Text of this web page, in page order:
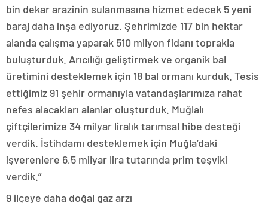
bin dekar arazinin sulanmasına hizmet edecek 5 yeni
baraj daha inşa ediyoruz. Şehrimizde 117 bin hektar
alanda çalışma yaparak 510 milyon fidanı toprakla
buluşturduk. Arıcılığı geliştirmek ve organik bal
üretimini desteklemek için 18 bal ormanı kurduk. Tesis
ettiğimiz 91 şehir ormanıyla vatandaşlarımıza rahat
nefes alacakları alanlar oluşturduk. Muğlalı
çiftçilerimize 34 milyar liralık tarımsal hibe desteği
verdik. İstihdamı desteklemek için Muğla’daki
işverenlere 6,5 milyar lira tutarında prim teşviki
verdik.”
9 ilçeye daha doğal gaz arzı